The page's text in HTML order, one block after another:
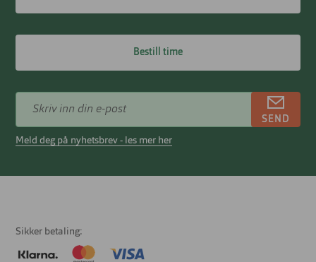
Bestill time
SEND
Meld deg på nyhetsbrev - les mer her
Sikker betaling